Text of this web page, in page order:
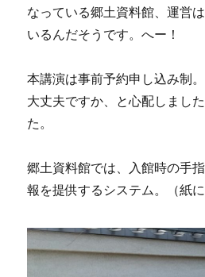
なっている郷土資料館、運営
いるんだそうです。へー！
本講演は事前予約申し込み制
大丈夫ですか、と心配しまし
た。
郷土資料館では、入館時の手
報を提供するシステム。（紙に